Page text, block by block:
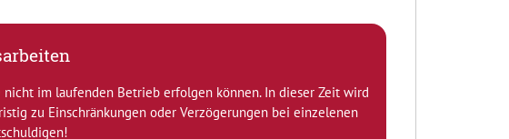
nicht im laufenden Betrieb erfolgen können. In dieser Zeit wird
zu Einschränkungen oder Verzögerungen bei einzelenen